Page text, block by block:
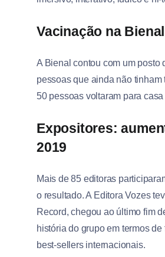
Vacinação na Bienal
A Bienal contou com um
pessoas que ainda não
50 pessoas voltaram para
Expositores:
2019
Mais de 85 editoras
o resultado. A Editora Vozes
Record, chegou ao último fim
história do grupo em termos
best-sellers internacionais.